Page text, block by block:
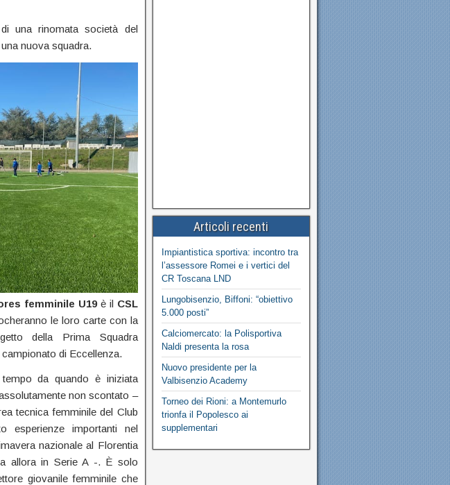
una rinomata società del
nuova squadra.
femminile U19è il CSL
le loro carte con la
della Prima Squadra
di Eccellenza.
da quando è iniziata
non scontato –
tecnica femminile del Club
esperienze importanti nel
nazionale al Florentia
allora in Serie A -. È solo
giovanile femminile che
Articoli recenti
Impiantistica sportiva: incontro tra
l’assessore Romei e i vertici del
CR Toscana LND
Lungobisenzio, Biffoni: “obiettivo
5.000 posti”
Calciomercato: la Polisportiva
Naldi presenta la rosa
Nuovo presidente per la
Valbisenzio Academy
Torneo dei Rioni: a Montemurlo
trionfa il Popolesco ai
supplementari